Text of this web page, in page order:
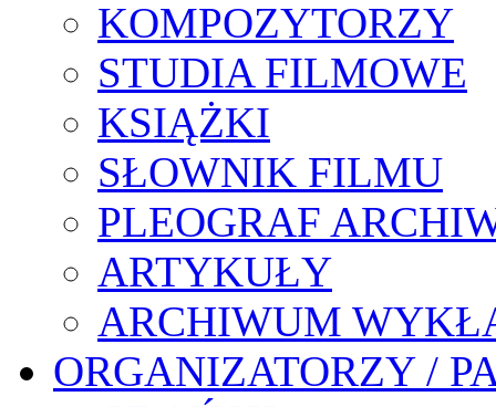
KOMPOZYTORZY
STUDIA FILMOWE
KSIĄŻKI
SŁOWNIK FILMU
PLEOGRAF
ARTYKUŁY
ARCHIWUM
ORGANIZATORZY /